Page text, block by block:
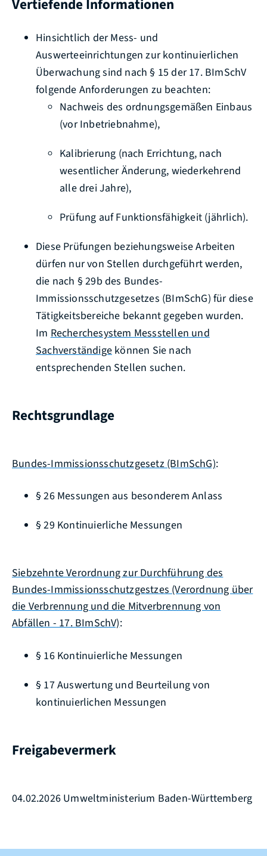
Vertiefende Informationen
Hinsichtlich der Mess- und
Auswerteeinrichtungen zur kontinuierlichen
Überwachung sind nach § 15 der 17. BImSchV
folgende Anforderungen zu beachten:
Nachweis des ordnungsgemäßen Einbaus
(vor Inbetriebnahme),
Kalibrierung (nach Errichtung, nach
wesentlicher Änderung, wiederkehrend
alle drei Jahre),
Prüfung auf Funktionsfähigkeit (jährlich).
Diese Prüfungen beziehungsweise Arbeiten
dürfen nur von Stellen durchgeführt werden,
die nach § 29b des Bundes-
Immissionsschutzgesetzes (BImSchG) für diese
Tätigkeitsbereiche bekannt gegeben wurden.
Im Recherchesystem Messstellen und
Sachverständige können Sie nach
entsprechenden Stellen suchen.
Rechtsgrundlage
Bundes-Immissionsschutzgesetz (BImSchG):
§ 26 Messungen aus besonderem Anlass
§ 29 Kontinuierliche Messungen
Siebzehnte Verordnung zur Durchführung des
Bundes-Immissionsschutzgestzes (Verordnung über
die Verbrennung und die Mitverbrennung von
Abfällen - 17. BImSchV):
§ 16 Kontinuierliche Messungen
§ 17 Auswertung und Beurteilung von
kontinuierlichen Messungen
Freigabevermerk
04.02.2026 Umweltministerium Baden-Württemberg